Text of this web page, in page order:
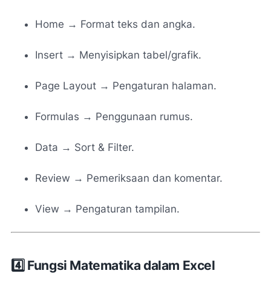
Home → Format teks dan angka.
Insert → Menyisipkan tabel/grafik.
Page Layout → Pengaturan halaman.
Formulas → Penggunaan rumus.
Data → Sort & Filter.
Review → Pemeriksaan dan komentar.
View → Pengaturan tampilan.
4️⃣ Fungsi Matematika dalam Excel